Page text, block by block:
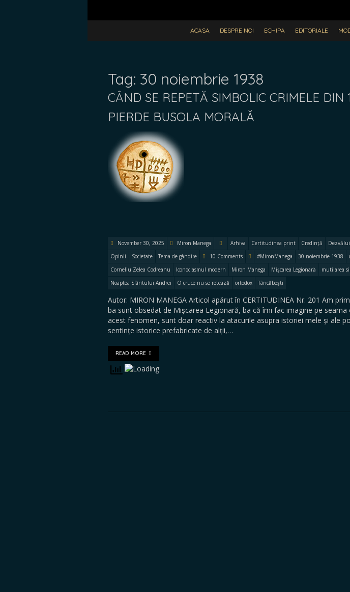
ACASA DESPRE NOI ECHIPA EDITORIALE
Tag: 30 noiembrie 1938
CÂND SE REPETĂ SIMBOLIC CRIMELE DIN
PIERDE BUSOLA MORALĂ
November 30, 2025 Miron Manega Arhiva Certitudinea print Credință
Opinii
Societate Tema de gândire 10 Comments #MironManega 30 noiembrie 1938
Corneliu Zelea Codreanu
Iconoclasmul modern Miron Manega Mișcarea Legionară
mutilarea
Noaptea Sfântului Andrei
O cruce nu se retează ortodox Tâncăbești
Autor: MIRON MANEGA Articol apărut în CERTITUDINEA Nr. 201 Am
ba sunt obsedat de Mișcarea Legionară, ba că îmi fac imagine pe
acest fenomen, sunt doar reactiv la atacurile asupra istoriei mele și ale
sentințe istorice prefabricate de alții,…
READ MORE